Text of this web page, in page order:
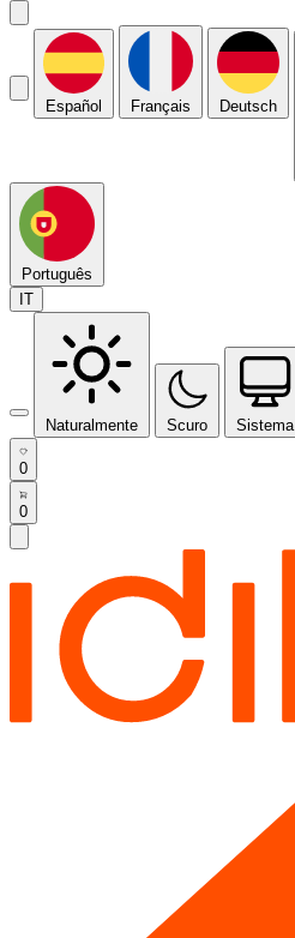
Español Français Deutsch
Português
IT
Naturalmente Scuro Sistema
0
0